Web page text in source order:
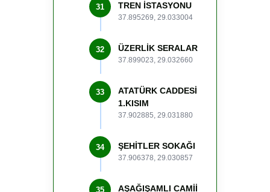
31 TREN İSTASYONU
37.895269, 29.033004
32 ÜZERLİK SERALAR
37.899023, 29.032660
33
ATATÜRK CADDESİ
1.KISIM
37.902885, 29.031880
34 ŞEHİTLER SOKAĞI
37.906378, 29.030857
35 AŞAĞIŞAMLI CAMİİ